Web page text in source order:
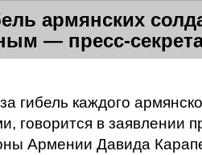
армянских
— пресс-
гибель каждого
говорится в заявлении
Армении Давида